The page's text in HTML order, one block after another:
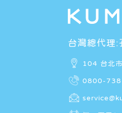
台灣總代理:
104 台北
0800-